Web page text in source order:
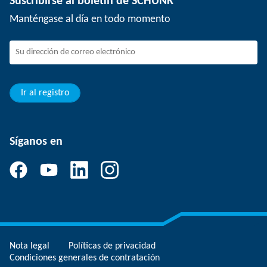
Eventos
SCHUNK - Sistema de canal de denuncias
Trabajar en SCHUNK
Jóvenes profesionales
Aprendiz
Manténgase al día en todo momento
Ir al registro
Síganos en
Nota legal
Políticas de privacidad
Condiciones generales de contratación